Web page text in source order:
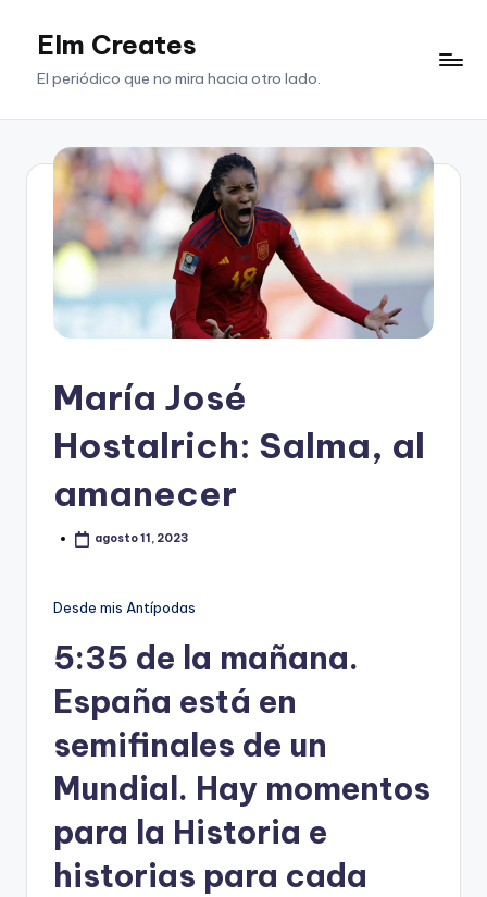
SaltarElm Creates
El periódico que no mira hacia otro lado.
María José
Hostalrich: Salma, al
amanecer
agosto 11, 2023
Desde mis Antípodas
5:35 de la mañana.
España está en
semifinales de un
Mundial. Hay momentos
para la Historia e
historias para cada